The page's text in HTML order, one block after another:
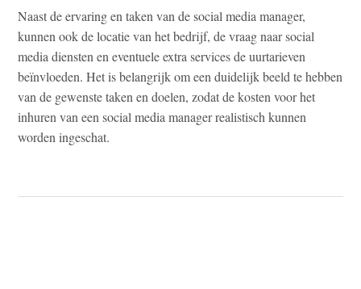
Naast de ervaring en taken van de social media manager,
kunnen ook de locatie van het bedrijf, de vraag naar social
media diensten en eventuele extra services de uurtarieven
beïnvloeden. Het is belangrijk om een duidelijk beeld te hebben
van de gewenste taken en doelen, zodat de kosten voor het
inhuren van een social media manager realistisch kunnen
worden ingeschat.